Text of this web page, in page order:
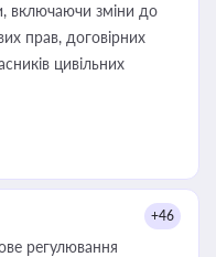
включаючи зміни до
прав, договірних
цивільних
+46
регулювання